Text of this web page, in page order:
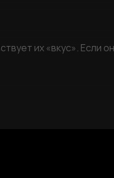
их «вкус». Если